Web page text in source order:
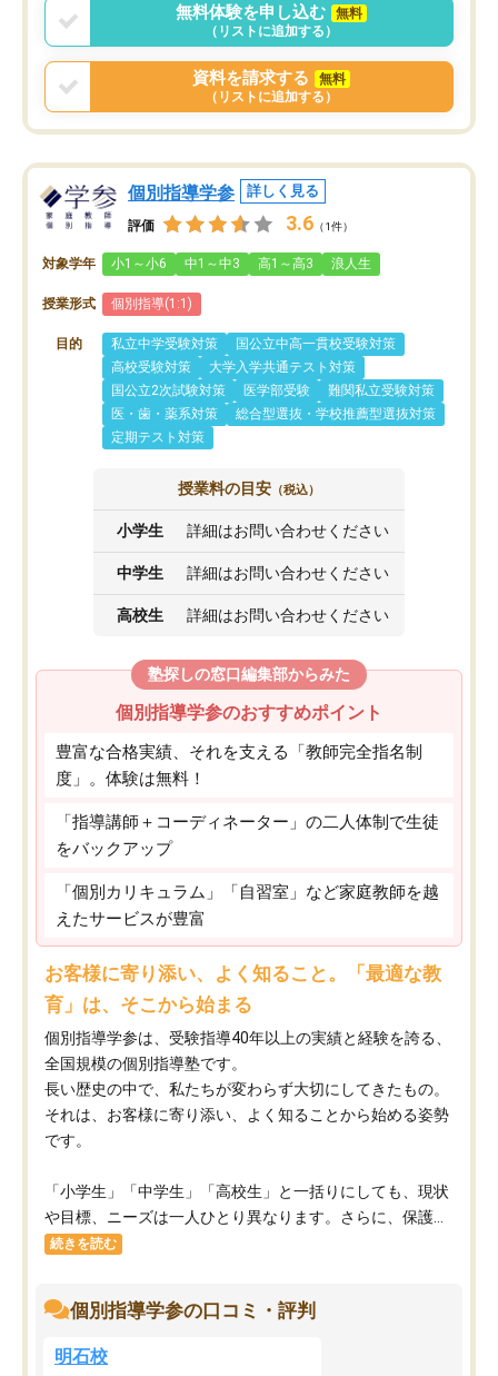
無料体験を申し込む
無料
（リストに追加する）
資料を請求する
無料
（リストに追加する）
個別指導学参 詳しく見る
評価 3.6 （1件）
対象学年 小1～小6 中1～中3 高1～高3 浪人生
授業形式 個別指導(1:1)
目的 私立中学受験対策
国公立中高一貫校受験対策
高校受験対策
大学入学共通テスト対策
国公立2次試験対策
医学部受験
難関私立受験対策
医・歯・薬系対策
総合型選抜・学校推薦型選抜対策
定期テスト対策
授業料の目安 （税込）
小学生 詳細はお問い合わせください
中学生 詳細はお問い合わせください
高校生 詳細はお問い合わせください
塾探しの窓口編集部からみた
個別指導学参のおすすめポイント
豊富な合格実績、それを支える「教師完全指名制
度」。体験は無料！
「指導講師＋コーディネーター」の二人体制で生徒
をバックアップ
「個別カリキュラム」「自習室」など家庭教師を越
えたサービスが豊富
お客様に寄り添い、よく知ること。「最適な教
育」は、そこから始まる
個別指導学参は、受験指導40年以上の実績と経験を誇る、
全国規模の個別指導塾です。
長い歴史の中で、私たちが変わらず大切にしてきたもの。
それは、お客様に寄り添い、よく知ることから始める姿勢
です。
「小学生」「中学生」「高校生」と一括りにしても、現状
や目標、ニーズは一人ひとり異なります。さらに、保護...
続きを読む
個別指導学参の口コミ・評判
明石校